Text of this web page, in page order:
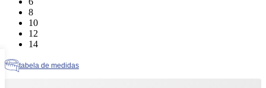
Tamanho: 8
8
Tamanho: 10
10
Tamanho: 12
12
Tamanho: 14
14
tabela de medidas